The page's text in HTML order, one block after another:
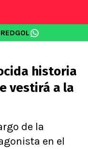
historia
vestirá a la
de la
en el